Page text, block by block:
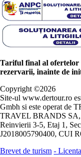
Tariful final al ofertelor
rezervarii, inainte de
Copyright ©2026
Site-ul www.dertour.ro
Gmbh si este operat de
TRAVEL BRANDS SA,
Reinvierii 3-5, Etaj 1,
J2018005790400, CUI
Brevet de turism -